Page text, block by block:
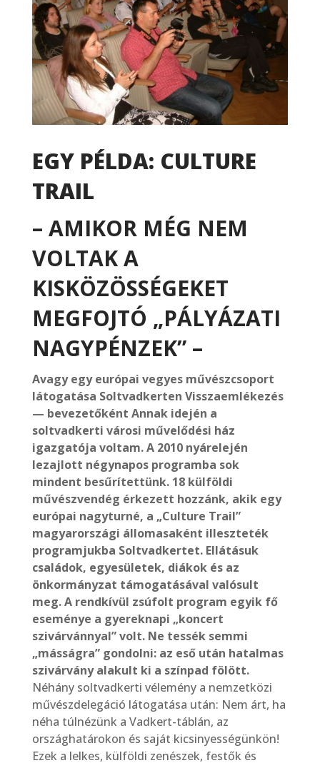
EGY PÉLDA: CULTURE
TRAIL
– AMIKOR MÉG NEM
VOLTAK A
KISKÖZÖSSÉGEKET
MEGFOJTÓ „PÁLYÁZATI
NAGYPÉNZEK” –
Avagy egy európai vegyes művészcsoport
látogatása Soltvadkerten Visszaemlékezés
— bevezetőként Annak idején a
soltvadkerti városi művelődési ház
igazgatója voltam. A 2010 nyárelején
lezajlott négynapos programba sok
mindent besűrítettünk. 18 külföldi
művészvendég érkezett hozzánk, akik egy
európai nagyturné, a „Culture Trail”
magyarországi állomasaként illeszteték
programjukba Soltvadkertet. Ellátásuk
családok, egyesületek, diákok és az
önkormányzat támogatásával valósult
meg. A rendkívül zsúfolt program egyik fő
eseménye a gyereknapi „koncert
szivárvánnyal” volt. Ne tessék semmi
„másságra” gondolni: az eső után hatalmas
szivárvány alakult ki a színpad fölött.
Néhány soltvadkerti vélemény a nemzetközi
művészdelegáció látogatása után: Nem árt, ha
néha túlnézünk a Vadkert-táblán, az
országhatárokon és saját kicsinyességünkön!
Ezek a lelkes, külföldi zenészek, festők és